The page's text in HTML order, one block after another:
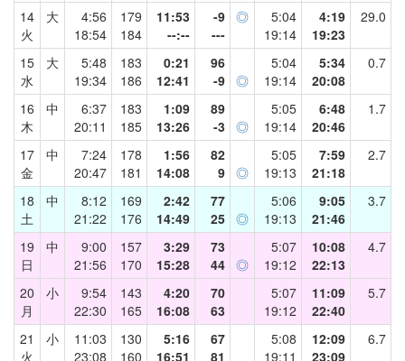
14
火
大
4:56
18:54
179
184
11:53
--:--
-9
---
◎
5:04
19:14
4:19
19:23
29.0
15
水
大
5:48
19:34
183
186
0:21
12:41
96
-9 ◎
5:04
19:14
5:34
20:08
0.7
16
木
中
6:37
20:11
183
185
1:09
13:26
89
-3 ◎
5:05
19:14
6:48
20:46
1.7
17
金
中
7:24
20:47
178
181
1:56
14:08
82
9 ◎
5:05
19:13
7:59
21:18
2.7
18
土
中
8:12
21:22
169
176
2:42
14:49
77
25 ◎
5:06
19:13
9:05
21:46
3.7
19
日
中
9:00
21:56
157
170
3:29
15:28
73
44 ◎
5:07
19:12
10:08
22:13
4.7
20
月
小
9:54
22:30
143
165
4:20
16:08
70
63
5:07
19:12
11:09
22:40
5.7
21
火
小
11:03
23:08
130
160
5:16
16:51
67
81
5:08
19:11
12:09
23:09
6.7